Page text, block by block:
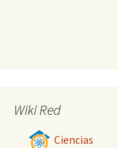
Wiki Red
Ciencias